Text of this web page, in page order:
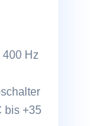
400 Hz
bis +35